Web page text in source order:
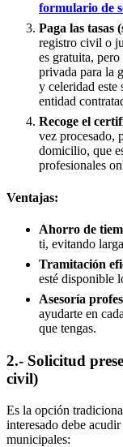
formulario de
Paga las tasas
registro civil o
es gratuita,
privada para la
y celeridad este
entidad
Recoge el
vez procesado,
domicilio, que
profesionales
Ventajas:
Ahorro de
ti, evitando
Tramitación
esté disponible
Asesoría
ayudarte en
que tengas.
2.- Solicitud
civil)
Es la opción
interesado debe
municipales: